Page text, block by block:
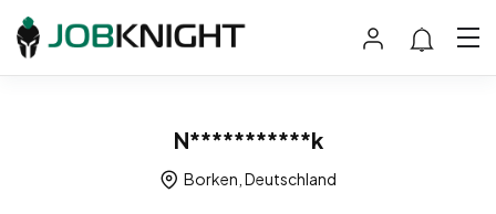
N***********k
Borken, Deutschland